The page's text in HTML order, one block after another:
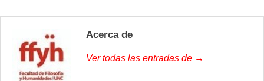
Acerca de
Ver todas las entradas de →